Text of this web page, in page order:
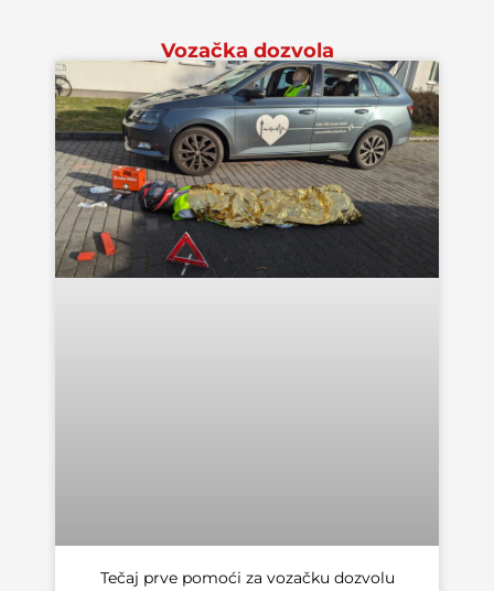
Vozačka dozvola
Tečaj prve pomoći za vozačku dozvolu